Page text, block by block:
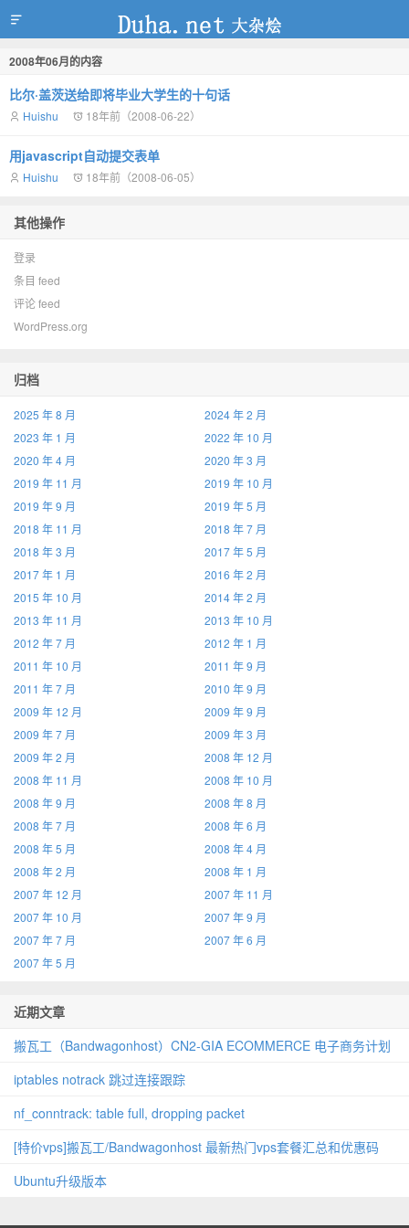
duha.net
2008年06月的内容
比尔·盖茨送给即将毕业大学生的十句话
Huishu 18年前（2008-06-22）
用javascript自动提交表单
Huishu 18年前（2008-06-05）
其他操作
登录
条目 feed
评论 feed
WordPress.org
归档
2025 年 8 月
2024 年 2 月
2023 年 1 月
2022 年 10 月
2020 年 4 月
2020 年 3 月
2019 年 11 月
2019 年 10 月
2019 年 9 月
2019 年 5 月
2018 年 11 月
2018 年 7 月
2018 年 3 月
2017 年 5 月
2017 年 1 月
2016 年 2 月
2015 年 10 月
2014 年 2 月
2013 年 11 月
2013 年 10 月
2012 年 7 月
2012 年 1 月
2011 年 10 月
2011 年 9 月
2011 年 7 月
2010 年 9 月
2009 年 12 月
2009 年 9 月
2009 年 7 月
2009 年 3 月
2009 年 2 月
2008 年 12 月
2008 年 11 月
2008 年 10 月
2008 年 9 月
2008 年 8 月
2008 年 7 月
2008 年 6 月
2008 年 5 月
2008 年 4 月
2008 年 2 月
2008 年 1 月
2007 年 12 月
2007 年 11 月
2007 年 10 月
2007 年 9 月
2007 年 7 月
2007 年 6 月
2007 年 5 月
近期文章
搬瓦工（Bandwagonhost）CN2‑GIA ECOMMERCE 电子商务计划
iptables notrack 跳过连接跟踪
nf_conntrack: table full, dropping packet
[特价vps]搬瓦工/Bandwagonhost 最新热门vps套餐汇总和优惠码
Ubuntu升级版本